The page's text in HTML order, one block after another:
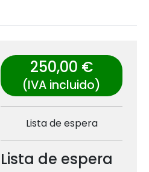
250,00 €
(IVA incluido)
Lista de espera
Lista de espera